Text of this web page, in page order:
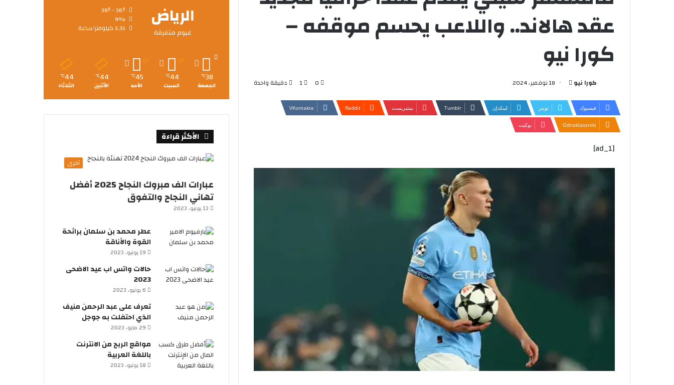
عقد هالاند.. واللاعب يحسم موقفه –
كورا نيو
كورا نيو
أرسل
إلكترونيا
18 نوفمبر، 2024 0
1 دقيقة واحدة
فيسبوك تويتر لينكدإن بينتيريست
Odnoklassniki بوكيت
[ad_1]
الرياض
غيوم متفرقة
9%
3.35 كيلومتر/ساعة
38
℃
الجمعة
44
℃
السبت
45
℃
الأحد
44
℃
الأثنين
44
℃
الثلاثاء
الأكثر قراءة
أخرى
عبارات الف مبروك النجاح 2025 أفضل
تهاني النجاح والتفوق
13 يونيو، 2023
عطر محمد بن سلمان برائحة
القوة والأناقة
19 يونيو، 2023
حالات واتس اب عيد الاضحى
2023
6 يونيو، 2023
تعرف على عبد الرحمن منيف
الذي احتفلت به جوجل
29 مايو، 2023
مواقع الربح من الانترنت
باللغة العربية
18 يونيو، 2023